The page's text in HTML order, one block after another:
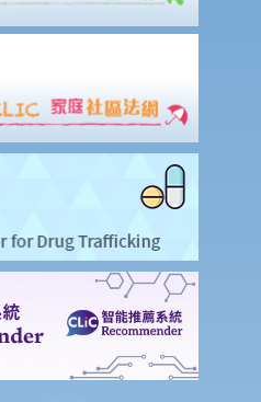
用他/她的電單車提供送外賣的服務
汽車
是否有效？
把玩方向盤，而汽車已停下來，我